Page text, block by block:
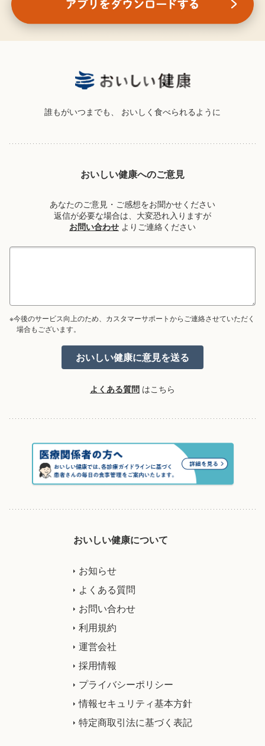
誰もがいつまでも、 おいしく食べられるように
おいしい健康へのご意見
あなたのご意見・ご感想をお聞かせください
返信が必要な場合は、大変恐れ入りますが
お問い合わせ よりご連絡ください
※今後のサービス向上のため、カスタマーサポートからご連絡させていただく
場合もございます。
よくある質問 はこちら
おいしい健康について
お知らせ
よくある質問
お問い合わせ
利用規約
運営会社
採用情報
プライバシーポリシー
情報セキュリティ基本方針
特定商取引法に基づく表記